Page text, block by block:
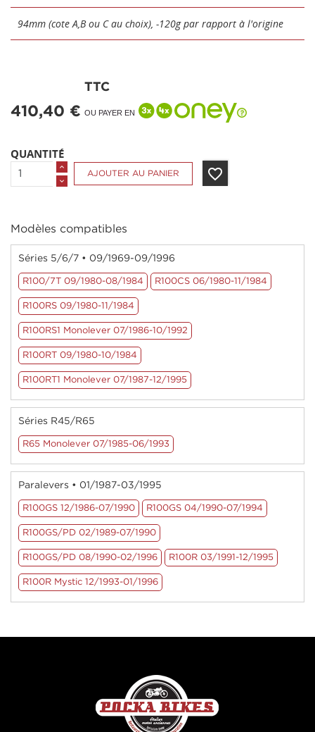
94mm (cote A,B ou C au choix), -120g par rapport à l'origine
410,40 €
TTC
OU PAYER EN
QUANTITÉ
AJOUTER AU PANIER favorite_border
Modèles compatibles
Séries 5/6/7 • 09/1969-09/1996
R100/7T 09/1980-08/1984 R100CS 06/1980-11/1984
R100RS 09/1980-11/1984
R100RS1 Monolever 07/1986-10/1992
R100RT 09/1980-10/1984
R100RT1 Monolever 07/1987-12/1995
Séries R45/R65
R65 Monolever 07/1985-06/1993
Paralevers • 01/1987-03/1995
R100GS 12/1986-07/1990 R100GS 04/1990-07/1994
R100GS/PD 02/1989-07/1990
R100GS/PD 08/1990-02/1996 R100R 03/1991-12/1995
R100R Mystic 12/1993-01/1996